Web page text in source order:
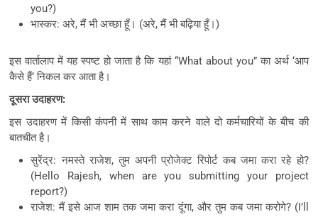
you?)
भास्कर: अरे, मैं भी अच्छा हूँ। (अरे, मैं भी बढ़िया हूँ।)
इस वार्तालाप में यह स्पष्ट हो जाता है कि यहां “What about you” का अर्थ ‘आप
कैसे हैं’ निकल कर आता है।
दूसरा उदाहरण:
इस उदाहरण में किसी कंपनी में साथ काम करने वाले दो कर्मचारियों के बीच की
बातचीत है।
सुरेंद्र: नमस्ते राजेश, तुम अपनी प्रोजेक्ट रिपोर्ट कब जमा करा रहे हो?
(Hello Rajesh, when are you submitting your project
report?)
राजेश: मैं इसे आज शाम तक जमा करा दूंगा, और तुम कब जमा करोगे? (I’ll